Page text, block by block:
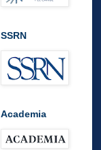
SSRN
Academia